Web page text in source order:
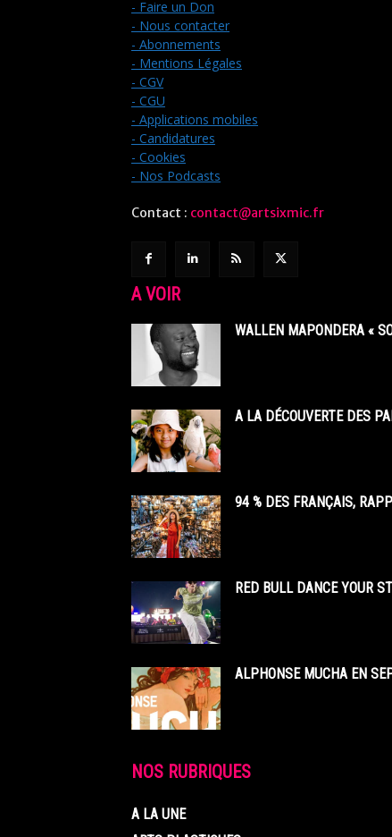
- Faire un Don
- Nous contacter
- Abonnements
- Mentions Légales
- CGV
- CGU
- Applications mobiles
- Candidatures
- Cookies
- Nos Podcasts
Contact : contact@artsixmic.fr
A VOIR
WALLEN MAPONDERA «
A LA DÉCOUVERTE DES
94 % DES FRANÇAIS,
RED BULL DANCE YOUR
ALPHONSE MUCHA EN
NOS RUBRIQUES
A LA UNE